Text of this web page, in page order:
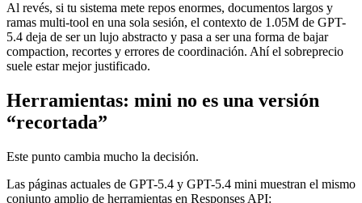
Al revés, si tu sistema mete repos enormes, documentos largos y
ramas multi-tool en una sola sesión, el contexto de 1.05M de GPT-
5.4 deja de ser un lujo abstracto y pasa a ser una forma de bajar
compaction, recortes y errores de coordinación. Ahí el sobreprecio
suele estar mejor justificado.
Herramientas: mini no es una versión
“recortada”
Este punto cambia mucho la decisión.
Las páginas actuales de GPT-5.4 y GPT-5.4 mini muestran el mismo
conjunto amplio de herramientas en Responses API: